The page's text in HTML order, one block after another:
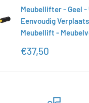
Meubellifter - Geel
Eenvoudig
Meubellift -
Sonderpreis
€37,50